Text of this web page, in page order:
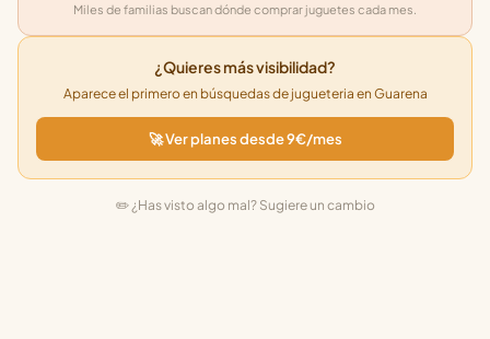
Miles de familias buscan dónde comprar juguetes cada mes.
¿Quieres más visibilidad?
Aparece el primero en búsquedas de jugueteria en Guarena
🚀 Ver planes desde 9€/mes
✏️ ¿Has visto algo mal? Sugiere un cambio